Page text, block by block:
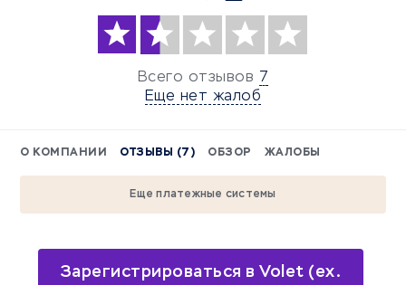
Всего отзывов 7
Еще нет жалоб
О КОМПАНИИ ОТЗЫВЫ (7) ОБЗОР ЖАЛОБЫ
Еще платежные системы
Зарегистрироваться в Volet (ex.